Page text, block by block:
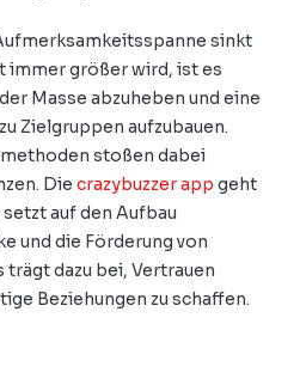
sinkt
größer wird, ist es
Masse abzuheben und eine
Zielgruppen aufzubauen.
stoßen dabei
Die crazybuzzer app geht
auf den Aufbau
und die Förderung von
dazu bei, Vertrauen
Beziehungen zu schaffen.